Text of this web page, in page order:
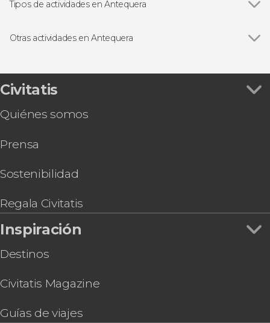
Tipos de actividades en Antequera
Otras actividades en Antequera
Antequera
Free tour por Antequera
Free tour de los misterios y leyendas de
Civitatis
Quiénes somos
Prensa
Sostenibilidad
Regala Civitatis
Inspiración
Destinos
Civitatis Magazine
Guías de viajes